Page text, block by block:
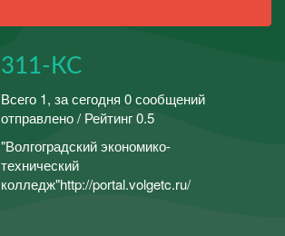
311-КС
Всего 1, за сегодня 0 сообщений
отправлено / Рейтинг 0.5
"Волгоградский экономико-
технический
колледж"http://portal.volgetc.ru/